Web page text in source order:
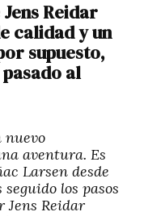
Reidar
calidad y un
supuesto,
al
nuevo
aventura. Es
Larsen desde
los pasos
Jens Reidar